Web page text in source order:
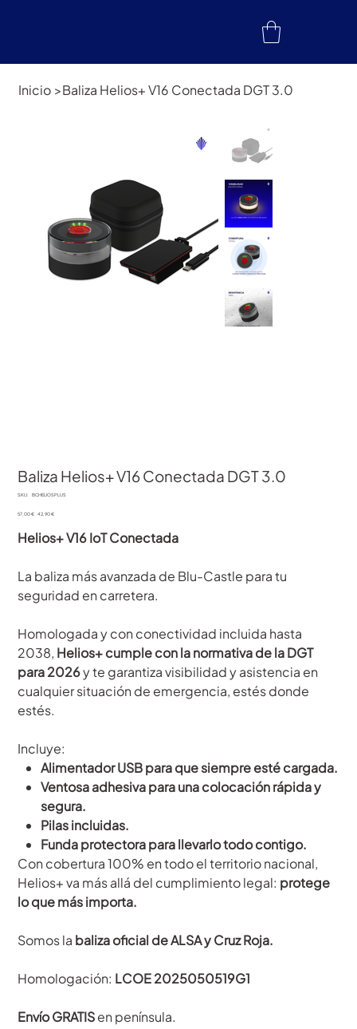
Inicio >Baliza Helios+ V16 Conectada DGT 3.0
Baliza Helios+ V16 Conectada DGT 3.0
SKU:
SKU
BCHELIOSPLUS
Precio
57,00 € Precio
oferta
42,90 €
Helios+ V16 IoT Conectada
La baliza más avanzada de Blu-Castle para tu
seguridad en carretera.
Homologada y con conectividad incluida hasta
2038, Helios+ cumple con la normativa de la DGT
para 2026y te garantiza visibilidad y asistencia en
cualquier situación de emergencia, estés donde
estés.
Incluye:
Alimentador USB para que siempre esté cargada.
Ventosa adhesiva para una colocación rápida y
segura.
Pilas incluidas.
Funda protectora para llevarlo todo contigo.
Con cobertura 100% en todo el territorio nacional,
Helios+ va más allá del cumplimiento legal: protege
lo que más importa.
Somos la baliza oficial de ALSA y Cruz Roja.
Homologación: LCOE 2025050519G1
Envío GRATISen península.